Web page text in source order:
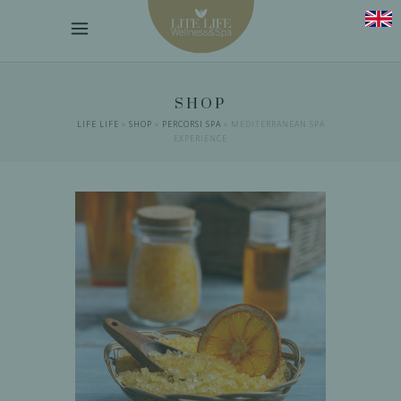
SHOP
LIFE LIFE SHOP PERCORSI SPA
MEDITERRANEAN SPA
EXPERIENCE